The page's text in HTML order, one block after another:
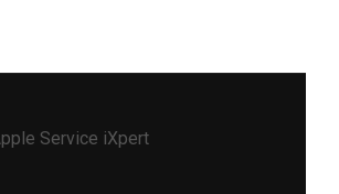
Service iXpert